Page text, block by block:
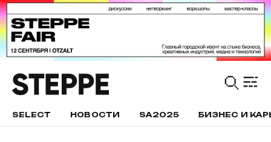
SELECT НОВОСТИ SA2025 БИЗНЕС И